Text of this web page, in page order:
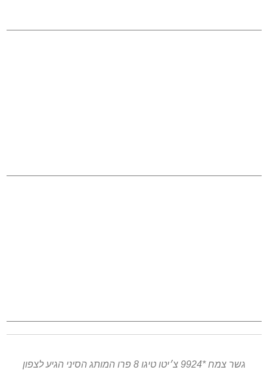
גשר צמח *9924 צ׳יטו טיגו 8 פרו המותג הסיני הגיע לצפון